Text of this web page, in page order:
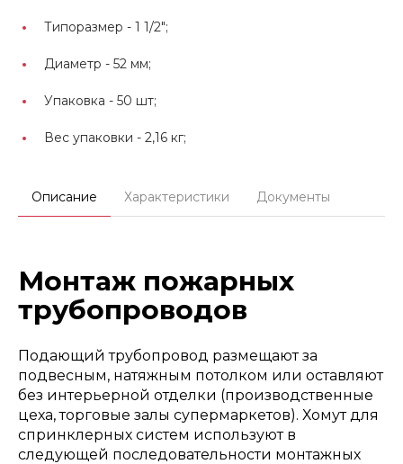
Типоразмер - 1 1/2";
Диаметр - 52 мм;
Упаковка - 50 шт;
Вес упаковки - 2,16 кг;
Описание Характеристики Документы
Монтаж пожарных
трубопроводов
Подающий трубопровод размещают за
подвесным, натяжным потолком или оставляют
без интерьерной отделки (производственные
цеха, торговые залы супермаркетов). Хомут для
спринклерных систем используют в
следующей последовательности монтажных